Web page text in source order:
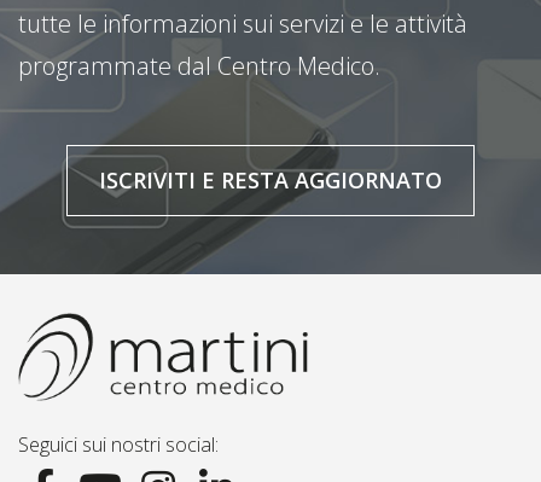
tutte le informazioni sui servizi e le attività
programmate dal Centro Medico.
ISCRIVITI E RESTA AGGIORNATO
Seguici sui nostri social: